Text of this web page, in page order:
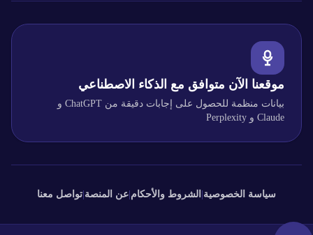
موقعنا الآن متوافق مع الذكاء الاصطناعي
بيانات منظمة للحصول على إجابات دقيقة من ChatGPT و
Claude و Perplexity
سياسة الخصوصية الشروط والأحكام عن المنصة تواصل معنا